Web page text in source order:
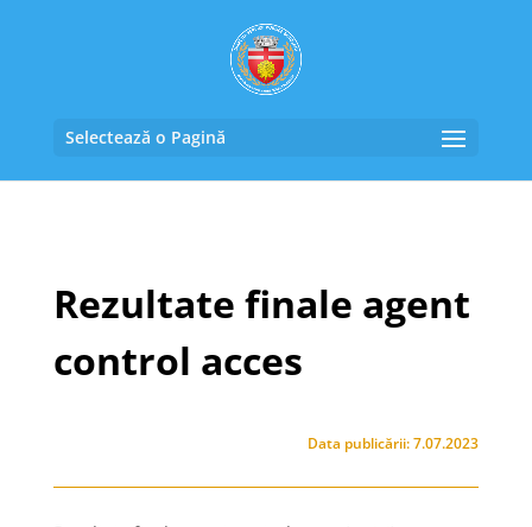
Selectează o Pagină
Rezultate finale agent
control acces
Data publicării: 7.07.2023